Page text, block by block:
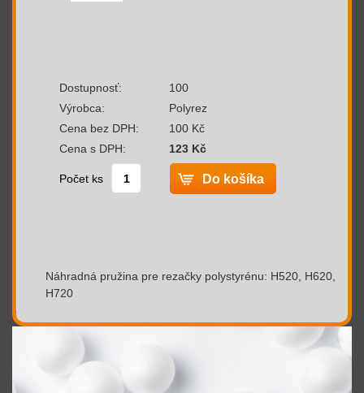
Dostupnosť:
100
Výrobca:
Polyrez
Cena bez DPH:
100 Kč
Cena s DPH:
123 Kč
Počet ks
Náhradná pružina pre rezačky polystyrénu: H520, H620,
H720